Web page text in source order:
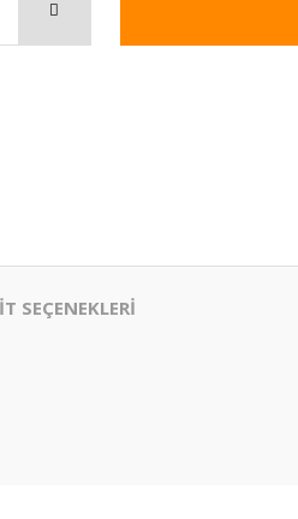
SEÇENEKLERİ